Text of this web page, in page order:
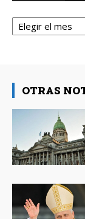
Archivos
OTRAS